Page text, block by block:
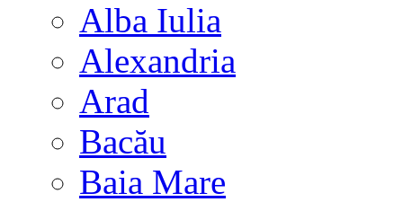
Alba Iulia
Alexandria
Arad
Bacău
Baia Mare